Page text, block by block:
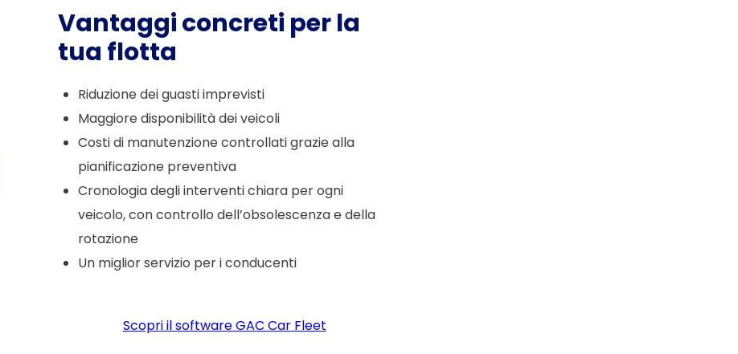
Vantaggi concreti per la
tua flotta
Riduzione dei guasti imprevisti
Maggiore disponibilità dei veicoli
Costi di manutenzione controllati grazie alla
pianificazione preventiva
Cronologia degli interventi chiara per ogni
veicolo, con controllo dell’obsolescenza e della
rotazione
Un miglior servizio per i conducenti
Scopri il software GAC Car Fleet